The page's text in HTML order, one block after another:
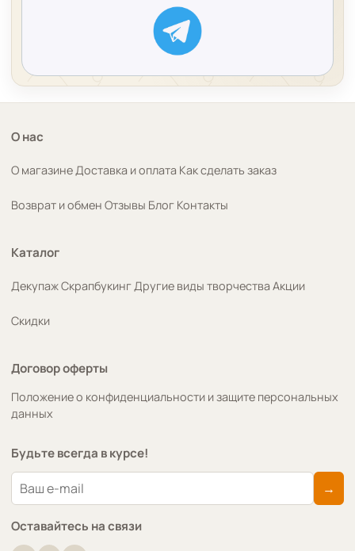
О нас
О магазинеДоставка и оплата Как сделать заказ
Возврат и обмен Отзывы Блог Контакты
Каталог
ДекупажСкрапбукингДругие виды творчества Акции
Скидки
Договор оферты
Положение о конфиденциальности и защите персональных
данных
Будьте всегда в курсе!
→
Оставайтесь на связи